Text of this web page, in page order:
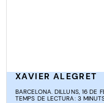
XAVIER ALEGRET
BARCELONA. DILLUNS, 16 DE
TEMPS DE LECTURA: 3